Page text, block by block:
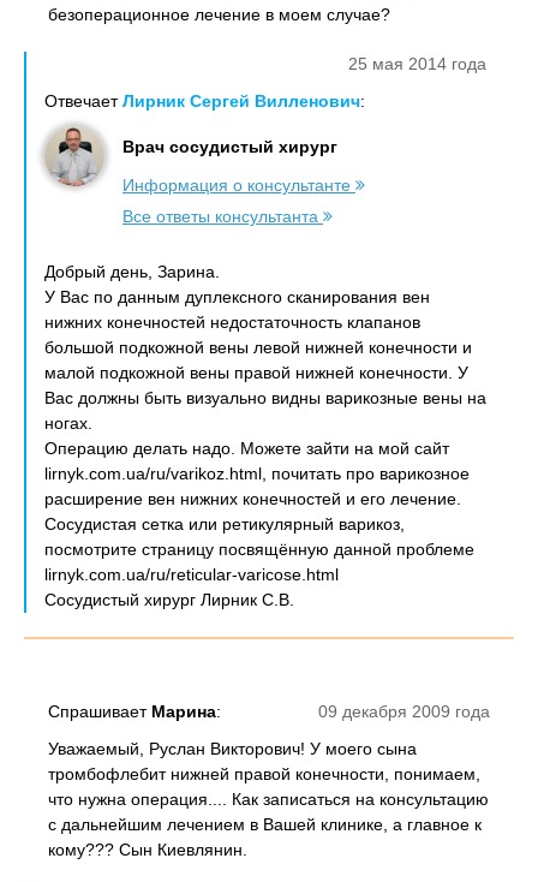
безоперационное лечение в моем случае?
25 мая 2014 года
ОтвечаетЛирник Сергей Вилленович:
Врач сосудистый хирург
Информация о консультанте
Все ответы консультанта
Добрый день, Зарина.
У Вас по данным дуплексного сканирования вен
нижних конечностей недостаточность клапанов
большой подкожной вены левой нижней конечности и
малой подкожной вены правой нижней конечности. У
Вас должны быть визуально видны варикозные вены на
ногах.
Операцию делать надо. Можете зайти на мой сайт
lirnyk.com.ua/ru/varikoz.html, почитать про варикозное
расширение вен нижних конечностей и его лечение.
Сосудистая сетка или ретикулярный варикоз,
посмотрите страницу посвящённую данной проблеме
lirnyk.com.ua/ru/reticular-varicose.html
Сосудистый хирург Лирник С.В.
09 декабря 2009 года
Спрашивает Марина:
Уважаемый, Руслан Викторович! У моего сына
тромбофлебит нижней правой конечности, понимаем,
что нужна операция.... Как записаться на консультацию
с дальнейшим лечением в Вашей клинике, а главное к
кому??? Сын Киевлянин.